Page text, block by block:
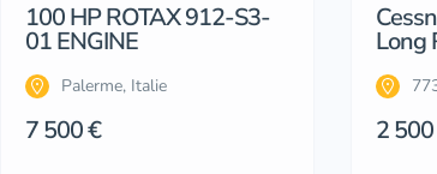
100 HP ROTAX 912-S3-
01 ENGINE
Palerme, Italie
7 500 €
Long
2